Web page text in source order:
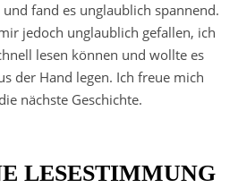
fand es unglaublich spannend.
jedoch unglaublich gefallen, ich
lesen können und wollte es
der Hand legen. Ich freue mich
nächste Geschichte.
LESESTIMMUNG